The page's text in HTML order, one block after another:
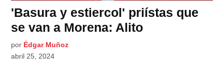
'Basura y estiercol' priístas que
se van a Morena: Alito
por Édgar Muñoz
abril 25, 2024